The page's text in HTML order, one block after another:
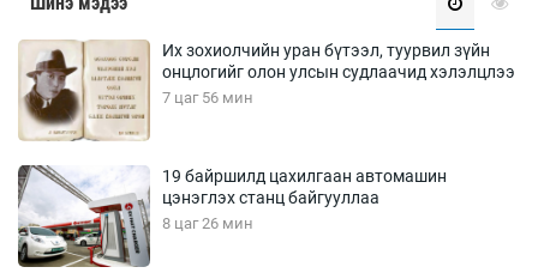
Их зохиолчийн уран бүтээл, туурвил зүйн
онцлогийг олон улсын судлаачид хэлэлцлээ
7 цаг 56 мин
19 байршилд цахилгаан автомашин
цэнэглэх станц байгууллаа
8 цаг 26 мин